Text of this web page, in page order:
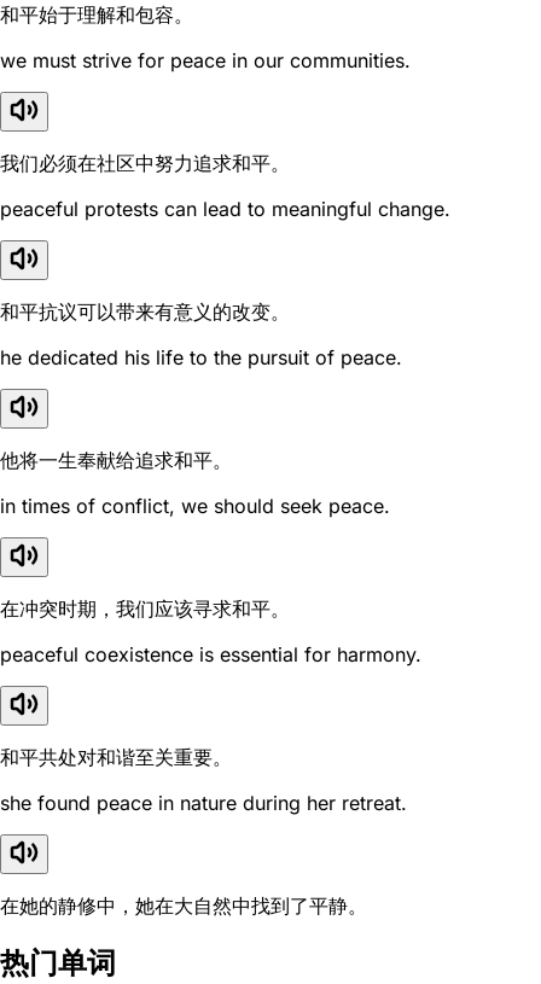
和平始于理解和包容。
we must strive for peace in our communities.
我们必须在社区中努力追求和平。
peaceful protests can lead to meaningful change.
和平抗议可以带来有意义的改变。
he dedicated his life to the pursuit of peace.
他将一生奉献给追求和平。
in times of conflict, we should seek peace.
在冲突时期，我们应该寻求和平。
peaceful coexistence is essential for harmony.
和平共处对和谐至关重要。
she found peace in nature during her retreat.
在她的静修中，她在大自然中找到了平静。
热门单词